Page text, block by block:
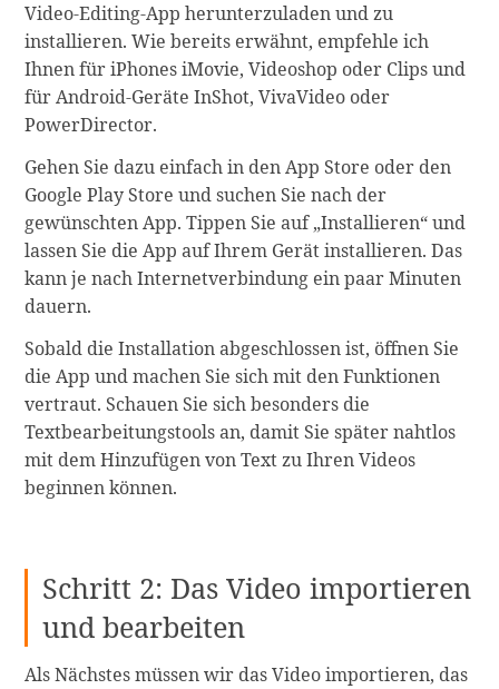
Video-Editing-App herunterzuladen und zu
installieren. Wie bereits erwähnt, empfehle ich
Ihnen für iPhones iMovie, Videoshop oder Clips und
für Android-Geräte InShot, VivaVideo oder
PowerDirector.
Gehen Sie dazu einfach in den App Store oder den
Google Play Store und suchen Sie nach der
gewünschten App. Tippen Sie auf „Installieren“ und
lassen Sie die App auf Ihrem Gerät installieren. Das
kann je nach Internetverbindung ein paar Minuten
dauern.
Sobald die Installation abgeschlossen ist, öffnen Sie
die App und machen Sie sich mit den Funktionen
vertraut. Schauen Sie sich besonders die
Textbearbeitungstools an, damit Sie später nahtlos
mit dem Hinzufügen von Text zu Ihren Videos
beginnen können.
Schritt 2: Das Video importieren
und bearbeiten
Als Nächstes müssen wir das Video importieren, das